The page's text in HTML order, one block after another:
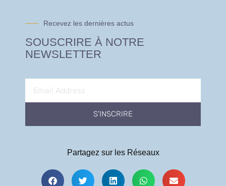
Recevez les dernières actus
SOUSCRIRE À NOTRE
NEWSLETTER
S'INSCRIRE
Partagez sur les Réseaux